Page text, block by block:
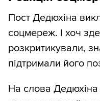
Пост Дедюхіна
соцмереж. І хоч
розкритикували,
підтримали його
На слова Дедюхіна